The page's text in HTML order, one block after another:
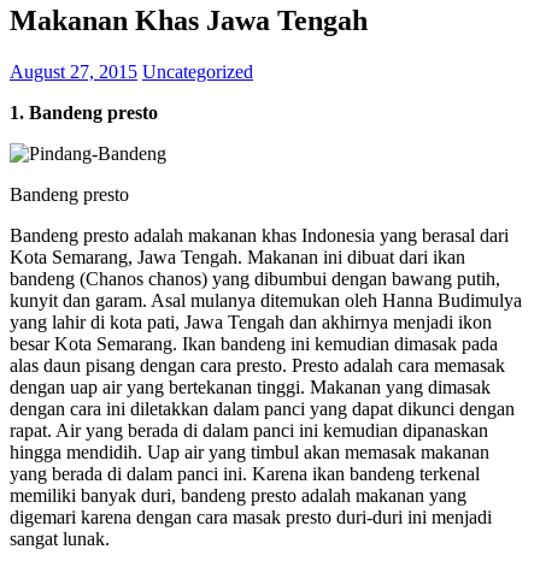
Makanan Khas Jawa Tengah
August 27, 2015 Uncategorized
1. Bandeng presto
Bandeng presto
Bandeng presto adalah makanan khas Indonesia yang berasal dari
Kota Semarang, Jawa Tengah. Makanan ini dibuat dari ikan
bandeng (Chanos chanos) yang dibumbui dengan bawang putih,
kunyit dan garam. Asal mulanya ditemukan oleh Hanna Budimulya
yang lahir di kota pati, Jawa Tengah dan akhirnya menjadi ikon
besar Kota Semarang. Ikan bandeng ini kemudian dimasak pada
alas daun pisang dengan cara presto. Presto adalah cara memasak
dengan uap air yang bertekanan tinggi. Makanan yang dimasak
dengan cara ini diletakkan dalam panci yang dapat dikunci dengan
rapat. Air yang berada di dalam panci ini kemudian dipanaskan
hingga mendidih. Uap air yang timbul akan memasak makanan
yang berada di dalam panci ini. Karena ikan bandeng terkenal
memiliki banyak duri, bandeng presto adalah makanan yang
digemari karena dengan cara masak presto duri-duri ini menjadi
sangat lunak.